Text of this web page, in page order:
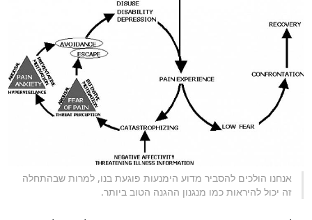
אנחנו הולכים להסביר מדוע הימנעות פוגעת בנו, למרות שבהתחלה
זה יכול להיראות כמו מנגנון ההגנה הטוב ביותר.